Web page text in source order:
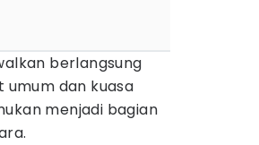
berlangsung
umum dan kuasa
menjadi bagian